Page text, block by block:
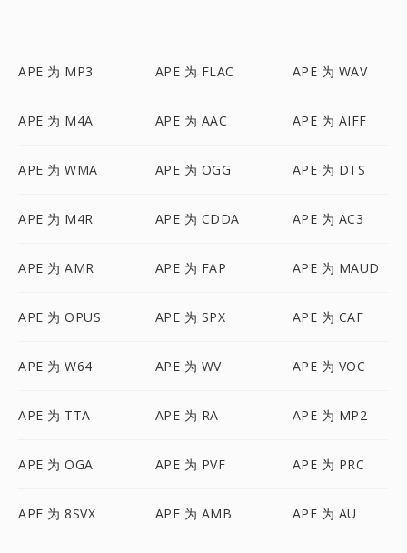
APE 为 MP3 APE 为 FLAC APE 为 WAV
APE 为 M4A APE 为 AAC APE 为 AIFF
APE 为 WMA APE 为 OGG APE 为 DTS
APE 为 M4R APE 为 CDDA APE 为 AC3
APE 为 AMR APE 为 FAP APE 为 MAUD
APE 为 OPUS APE 为 SPX APE 为 CAF
APE 为 W64 APE 为 WV APE 为 VOC
APE 为 TTA APE 为 RA APE 为 MP2
APE 为 OGA APE 为 PVF APE 为 PRC
APE 为 8SVX APE 为 AMB APE 为 AU